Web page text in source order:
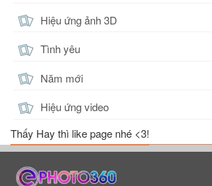
Hiệu ứng ảnh 3D
Tình yêu
Năm mới
Hiệu ứng video
Thấy Hay thì like page nhé <3!